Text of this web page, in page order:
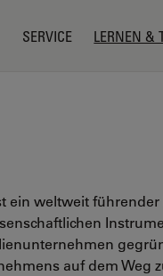
SERVICE LERNEN &
ein weltweit
auf dem Weg